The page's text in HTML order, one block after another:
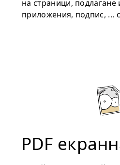
на страници, подлагане
приложения, подпис, ...
PDF